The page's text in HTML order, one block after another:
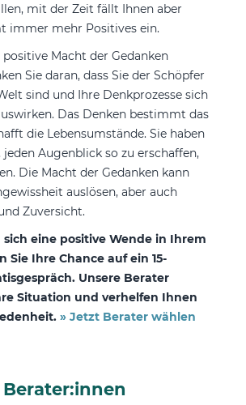
mit der Zeit fällt Ihnen aber
immer mehr Positives ein.
Macht der Gedanken
Sie daran, dass Sie der Schöpfer
sind und Ihre Denkprozesse sich
Das Denken bestimmt das
die Lebensumstände. Sie haben
jeden Augenblick so zu erschaffen,
Die Macht der Gedanken kann
auslösen, aber auch
Zuversicht.
sich eine positive Wende in Ihrem
Sie Ihre Chance auf ein 15-
Unsere Berater
Situation und verhelfen Ihnen
» Jetzt Berater wählen
Berater:innen